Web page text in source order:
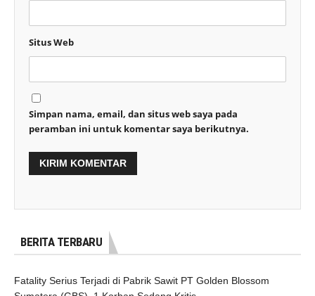
Situs Web
Simpan nama, email, dan situs web saya pada
peramban ini untuk komentar saya berikutnya.
BERITA TERBARU
Fatality Serius Terjadi di Pabrik Sawit PT Golden Blossom